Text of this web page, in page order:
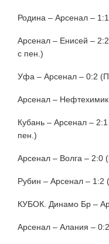
Родина – Арсенал –
Арсенал – Енисей –
с пен.)
Уфа – Арсенал – 0:2
Арсенал –
Кубань – Арсенал –
пен.)
Арсенал – Волга – 2:0
Рубин – Арсенал – 1:2
КУБОК. Динамо Бр –
Арсенал – Алания –